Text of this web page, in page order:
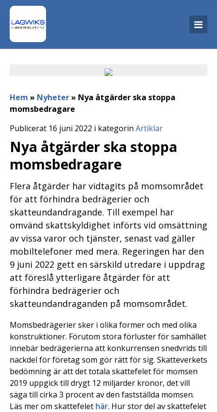
Hem » Nyheter» Nya åtgärder ska stoppa
momsbedragare
Publicerat 16 juni 2022 i kategorin Artiklar
Nya åtgärder ska stoppa
momsbedragare
Flera åtgärder har vidtagits på momsområdet
för att förhindra bedrägerier och
skatteundandragande. Till exempel har
omvänd skattskyldighet införts vid omsättning
av vissa varor och tjänster, senast vad gäller
mobiltelefoner med mera. Regeringen har den
9 juni 2022 gett en särskild utredare i uppdrag
att föreslå ytterligare åtgärder för att
förhindra bedrägerier och
skatteundandraganden på momsområdet.
Momsbedrägerier sker i olika former och med olika
konstruktioner. Förutom stora förluster för samhället
innebär bedrägerierna att konkurrensen snedvrids till
nackdel för företag som gör rätt för sig. Skatteverkets
bedömning är att det totala skattefelet för momsen
2019 uppgick till drygt 12 miljarder kronor, det vill
säga till cirka 3 procent av den fastställda momsen.
Läs mer om skattefelet här. Hur stor del av skattefelet